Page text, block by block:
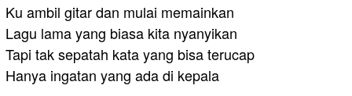
Ku ambil gitar dan mulai memainkan
Lagu lama yang biasa kita nyanyikan
Tapi tak sepatah kata yang bisa terucap
Hanya ingatan yang ada di kepala